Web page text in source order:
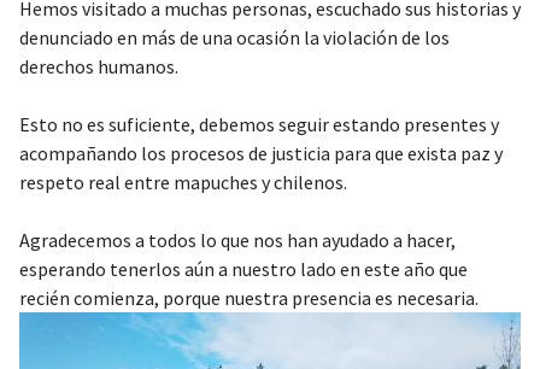
Hemos visitado a muchas personas, escuchado sus historias y
denunciado en más de una ocasión la violación de los
derechos humanos.
Esto no es suficiente, debemos seguir estando presentes y
acompañando los procesos de justicia para que exista paz y
respeto real entre mapuches y chilenos.
Agradecemos a todos lo que nos han ayudado a hacer,
esperando tenerlos aún a nuestro lado en este año que
recién comienza, porque nuestra presencia es necesaria.